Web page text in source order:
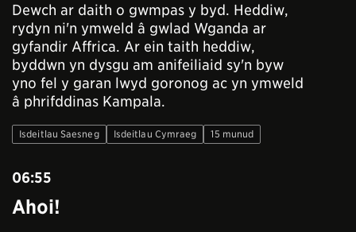
Dewch ar daith o gwmpas y byd. Heddiw,
rydyn ni'n ymweld â gwlad Wganda ar
gyfandir Affrica. Ar ein taith heddiw,
byddwn yn dysgu am anifeiliaid sy'n byw
yno fel y garan lwyd goronog ac yn ymweld
â phrifddinas Kampala.
Isdeitlau Saesneg Isdeitlau Cymraeg 15 munud
06:55
Ahoi!